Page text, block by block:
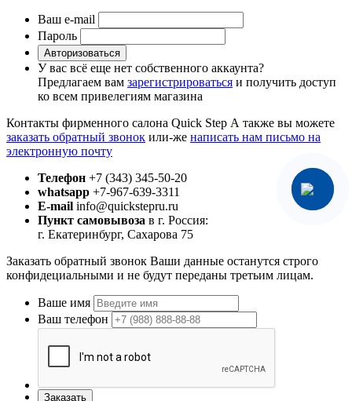
Ваш e-mail
Пароль
Авторизоваться
У вас всё еще нет собственного аккаунта?
Предлагаем вам зарегистрироваться и получить доступ
ко всем привелегиям магазина
Контакты фирменного салона Quick Step А также вы можете
заказать обратный звонок или-же написать нам письмо на
электронную почту
Телефон +7 (343) 345-50-20
whatsapp +7-967-639-3311
E-mail info@quickstepru.ru
Пункт самовывоза в г. Россия:
г. Екатеринбург, Сахарова 75
Заказать обратный звонок Ваши данные останутся строго
конфидециальными и не будут переданы третьим лицам.
Ваше имя
Ваш телефон
Заказать